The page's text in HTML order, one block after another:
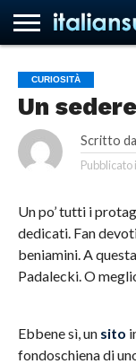
HOME
NEWS
ASCOLTI
RECENSIONI
INTERVISTE
CURIOSITÀ
CHI
SIAMO
CONTATTACI
FORUM
ITALIANSUBS
CURIOSITÀ
Un
Scritto da
Pubblicato
Un po’ tutti i
dedicati. Fan
beniamini. A
Padalecki. O
Ebbene sì, un sito
fondoschiena di